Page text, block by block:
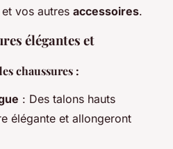
vos autres accessoires.
élégantes et
chaussures :
: Des talons hauts
élégante et allongeront